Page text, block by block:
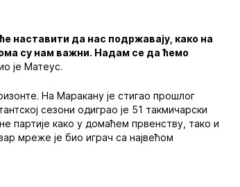
наставити да нас подржавају, како на
су нам важни. Надам се да ћемо
је Матеус.
На Маракану је стигао прошлог
сезони одиграо је 51 такмичарски
партије како у домаћем првенству, тако и
мреже је био играч са највећом